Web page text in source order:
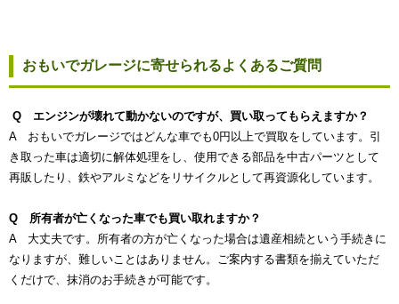
おもいでガレージに寄せられるよくあるご質問
Q エンジンが壊れて動かないのですが、買い取ってもらえますか？
A おもいでガレージではどんな車でも0円以上で買取をしています。引
き取った車は適切に解体処理をし、使用できる部品を中古パーツとして
再販したり、鉄やアルミなどをリサイクルとして再資源化しています。
Q 所有者が亡くなった車でも買い取れますか？
A 大丈夫です。所有者の方が亡くなった場合は遺産相続という手続きに
なりますが、難しいことはありません。ご案内する書類を揃えていただ
くだけで、抹消のお手続きが可能です。